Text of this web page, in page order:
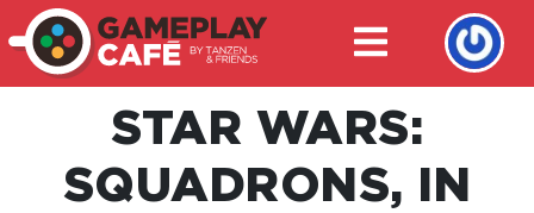
STAR WARS:
SQUADRONS, IN